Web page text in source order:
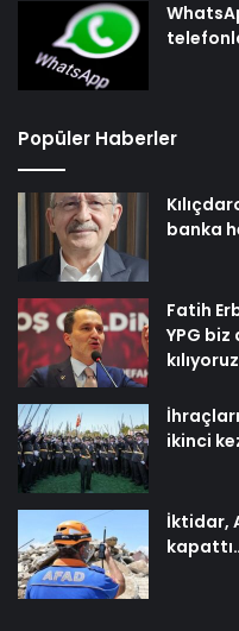
Popüler Haberler
banka
Fatih
YPG biz
kılıyoruz
ikinci
İktidar,